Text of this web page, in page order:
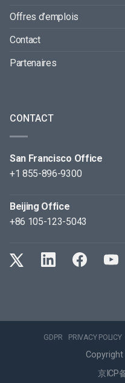
Offres d’emplois
Contact
Partenaires
CONTACT
San Francisco Office
+1 855-896-9300
Beijing Office
+86 105-123-5043
GDPR PRIVACY POLICY
京ICP